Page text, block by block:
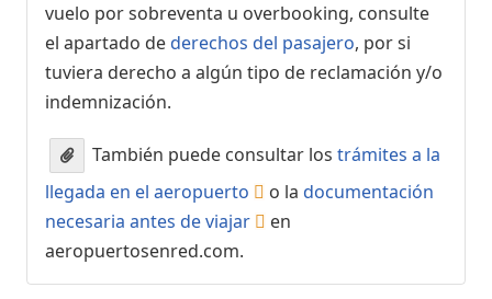
vuelo por sobreventa u overbooking, consulte
el apartado dederechos del pasajero, por si
tuviera derecho a algún tipo de reclamación y/o
indemnización.
También puede consultar los trámites a la
llegada en el aeropuerto
o la documentación
necesaria antes de viajar
en
aeropuertosenred.com.